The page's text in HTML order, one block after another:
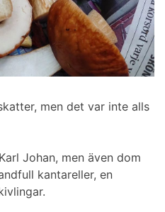
men det var inte alls
Johan, men även dom
kantareller, en